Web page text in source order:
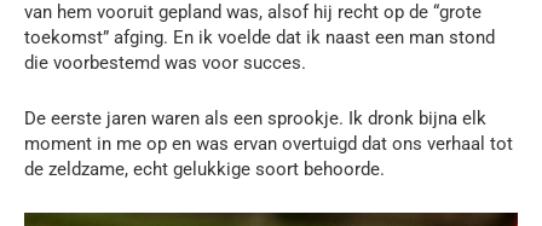
van hem vooruit gepland was, alsof hij recht op de “grote
toekomst” afging. En ik voelde dat ik naast een man stond
die voorbestemd was voor succes.
De eerste jaren waren als een sprookje. Ik dronk bijna elk
moment in me op en was ervan overtuigd dat ons verhaal tot
de zeldzame, echt gelukkige soort behoorde.